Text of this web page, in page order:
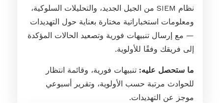
نظام SIEM من الجيل الجديد، والتحليلات السلوكية،
ومعلومات استخباراتية مختارة بعناية حول التهديدات
— مع إرسال تنبيهات فورية وتصعيد الحالات المؤكدة
إلى فريقك وفقًا للأولوية.
ما ستحصل عليه: تنبيهات فورية، وقائمة انتظار
للحوادث مرتبة حسب الأولوية، وتقرير أسبوعي
موجز عن التهديدات.